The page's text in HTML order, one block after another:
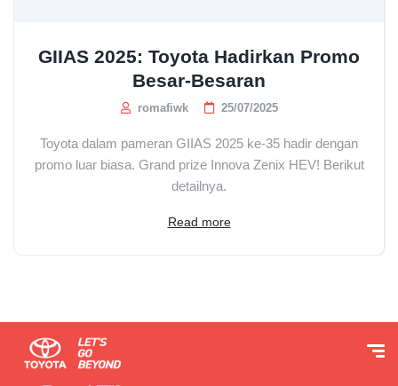
GIIAS 2025: Toyota Hadirkan Promo
Besar-Besaran
romafiwk 25/07/2025
Toyota dalam pameran GIIAS 2025 ke-35 hadir dengan
promo luar biasa. Grand prize Innova Zenix HEV! Berikut
detailnya.
Read more